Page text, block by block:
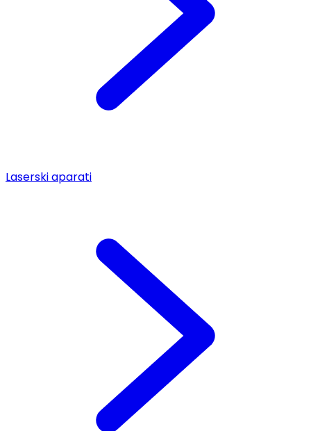
Laserski aparati